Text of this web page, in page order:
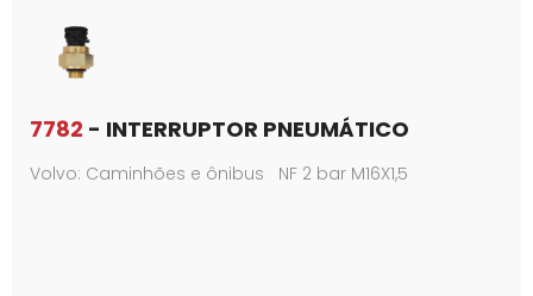
7782 - INTERRUPTOR PNEUMÁTICO
Volvo: Caminhões e ônibus NF 2 bar M16X1,5